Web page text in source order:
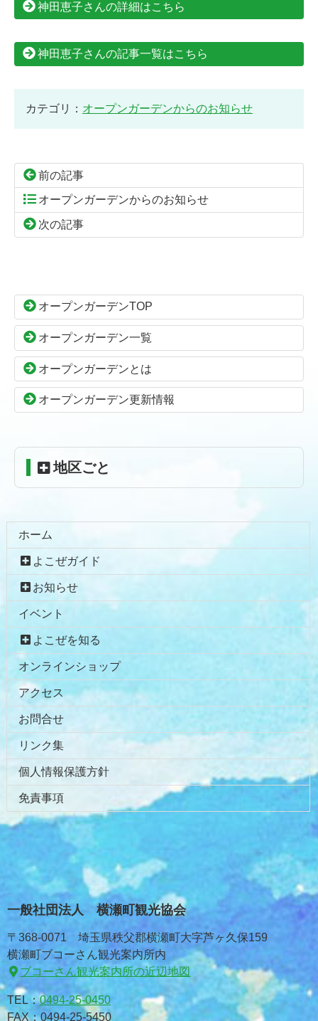
神田恵子さんの詳細はこちら
神田恵子さんの記事一覧はこちら
カテゴリ： オープンガーデンからのお知らせ
前の記事
オープンガーデンからのお知らせ
次の記事
ン
本
文
先
へ
る
の
頭
へ
る
オープンガーデンTOP
オープンガーデン一覧
オープンガーデンとは
オープンガーデン更新情報
地区ごと
ホーム
よこぜガイド
お知らせ
イベント
よこぜを知る
オンラインショップ
アクセス
お問合せ
リンク集
個人情報保護方針
免責事項
一般社団法人 横瀬町観光協会
〒368-0071 埼玉県秩父郡横瀬町大字芦ヶ久保159
横瀬町ブコーさん観光案内所内
ブコーさん観光案内所の近辺地図
TEL：0494-25-0450
FAX：0494-25-5450